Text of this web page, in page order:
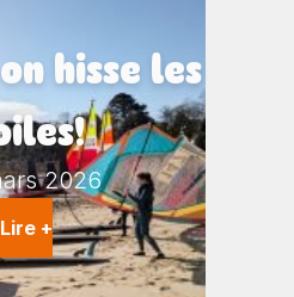
hisse les
2026
Lire +